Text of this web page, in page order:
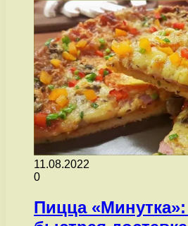
11.08.2022
0
Пицца «Минутка»: